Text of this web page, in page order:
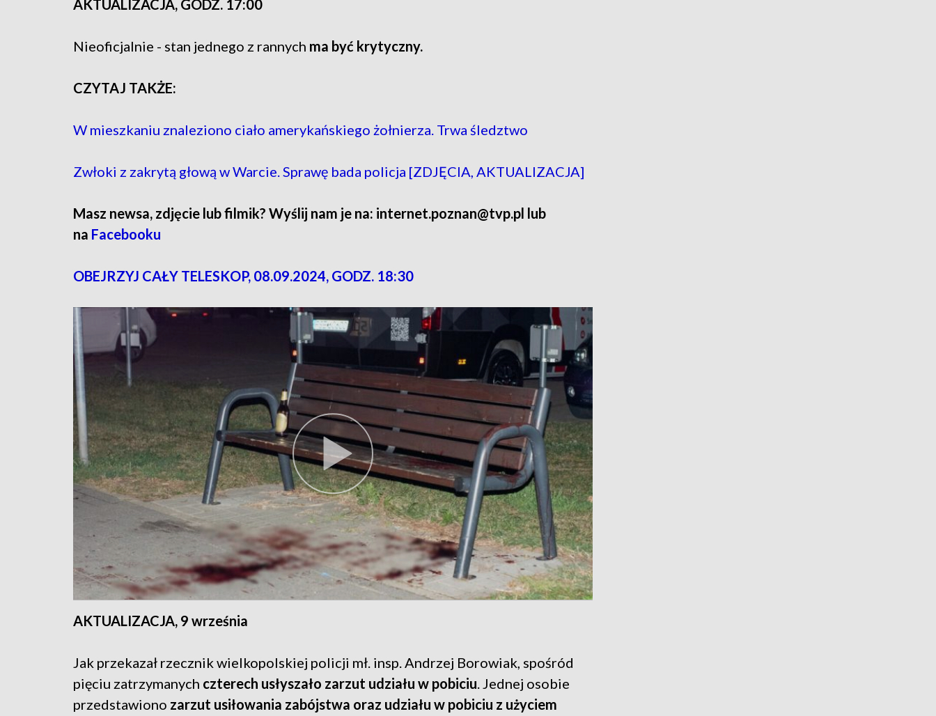
AKTUALIZACJA, GODZ. 17:00
Nieoficjalnie - stan jednego z rannych ma być krytyczny.
CZYTAJ TAKŻE:
W mieszkaniu znaleziono ciało amerykańskiego żołnierza. Trwa śledztwo
Zwłoki z zakrytą głową w Warcie. Sprawę bada policja [ZDJĘCIA, AKTUALIZACJA]
Masz newsa, zdjęcie lub filmik? Wyślij nam je na: internet.poznan@tvp.pl lub
na Facebooku
OBEJRZYJ CAŁY TELESKOP, 08.09.2024, GODZ. 18:30
AKTUALIZACJA, 9 września
Jak przekazał rzecznik wielkopolskiej policji mł. insp. Andrzej Borowiak, spośród
pięciu zatrzymanych czterech usłyszało zarzut udziału w pobiciu. Jednej osobie
przedstawiono zarzut usiłowania zabójstwa oraz udziału w pobiciu z użyciem